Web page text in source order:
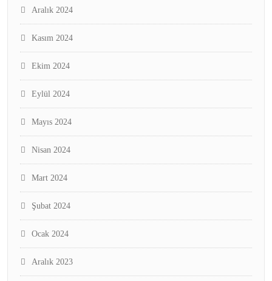
Aralık 2024
Kasım 2024
Ekim 2024
Eylül 2024
Mayıs 2024
Nisan 2024
Mart 2024
Şubat 2024
Ocak 2024
Aralık 2023